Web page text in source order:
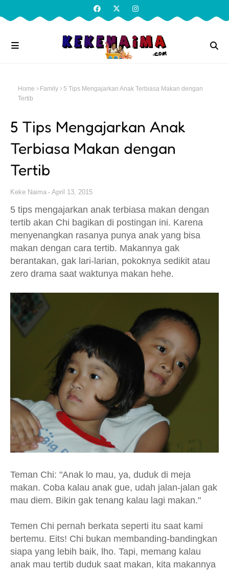
Home Family
5 Tips Mengajarkan Anak Terbiasa Makan dengan
Tertib
5 Tips Mengajarkan Anak
Terbiasa Makan dengan
Tertib
Keke Naima April 13, 2015
5 tips mengajarkan anak terbiasa makan dengan
tertib akan Chi bagikan di postingan ini. Karena
menyenangkan rasanya punya anak yang bisa
makan dengan cara tertib. Makannya gak
berantakan, gak lari-larian, pokoknya sedikit atau
zero drama saat waktunya makan hehe.
Teman Chi: "Anak lo mau, ya, duduk di meja
makan. Coba kalau anak gue, udah jalan-jalan gak
mau diem. Bikin gak tenang kalau lagi makan."
Temen Chi pernah berkata seperti itu saat kami
bertemu. Eits! Chi bukan membanding-bandingkan
siapa yang lebih baik, lho. Tapi, memang kalau
anak mau tertib duduk saat makan, kita makannya